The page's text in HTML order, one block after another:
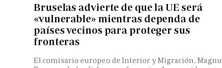
Bruselas advierte de que la UE será
«vulnerable» mientras dependa de
países vecinos para proteger sus
fronteras
El comisario europeo de Interior y Migración,